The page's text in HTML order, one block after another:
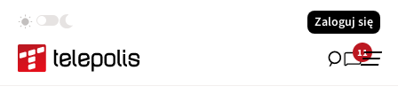
Zaloguj się
11